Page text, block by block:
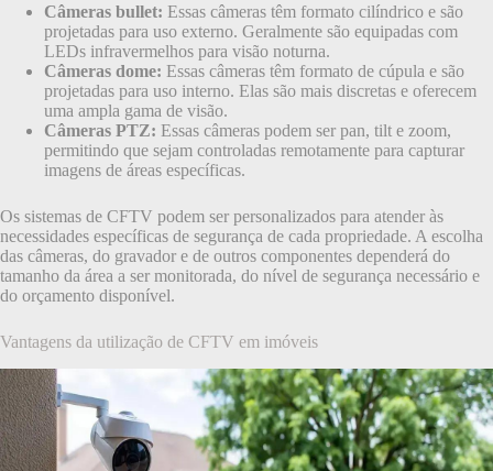
Câmeras bullet: Essas câmeras têm formato cilíndrico e são
projetadas para uso externo. Geralmente são equipadas com
LEDs infravermelhos para visão noturna.
Câmeras dome: Essas câmeras têm formato de cúpula e são
projetadas para uso interno. Elas são mais discretas e oferecem
uma ampla gama de visão.
Câmeras PTZ: Essas câmeras podem ser pan, tilt e zoom,
permitindo que sejam controladas remotamente para capturar
imagens de áreas específicas.
Os sistemas de CFTV podem ser personalizados para atender às
necessidades específicas de segurança de cada propriedade. A escolha
das câmeras, do gravador e de outros componentes dependerá do
tamanho da área a ser monitorada, do nível de segurança necessário e
do orçamento disponível.
Vantagens da utilização de CFTV em imóveis